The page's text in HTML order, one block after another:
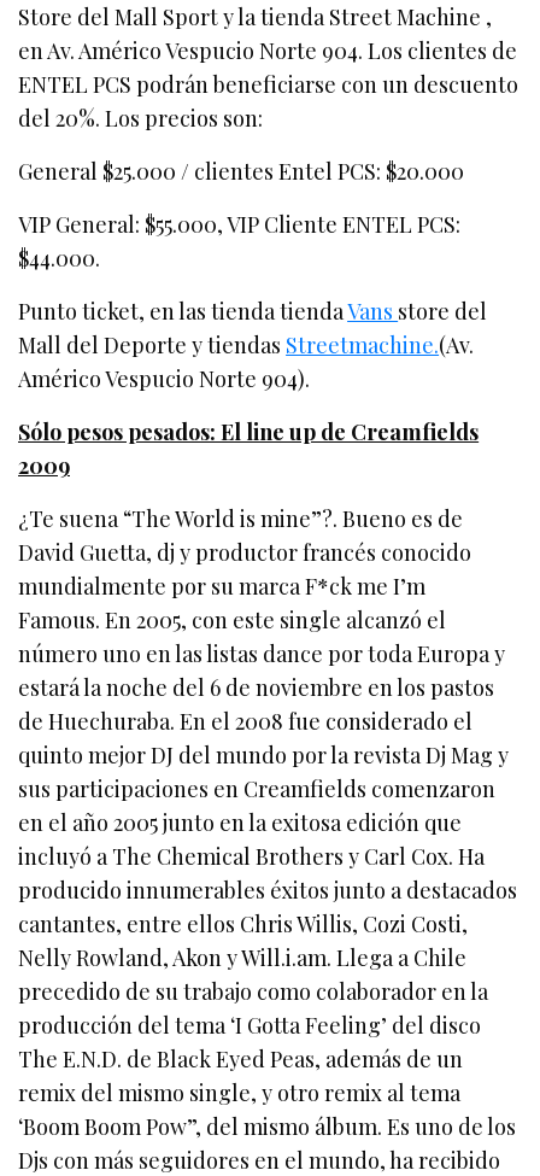
Store del Mall Sport y la tienda Street Machine ,
en Av. Américo Vespucio Norte 904. Los clientes de
ENTEL PCS podrán beneficiarse con un descuento
del 20%. Los precios son:
General $25.000 / clientes Entel PCS: $20.000
VIP General: $55.000, VIP Cliente ENTEL PCS:
$44.000.
Punto ticket, en las tienda tiendaVans store del
Mall del Deporte y tiendas Streetmachine.(Av.
Américo Vespucio Norte 904).
Sólo pesos pesados: El line up de Creamfields
2009
¿Te suena “The World is mine”?.Bueno es de
David Guetta, dj y productor francés conocido
mundialmente por su marca F*ck me I’m
Famous. En 2005, con este single alcanzó el
número uno en las listas dance por toda Europa y
estará la noche del 6 de noviembre en los pastos
de Huechuraba. En el 2008 fue considerado el
quinto mejor DJ del mundo por la revista Dj Mag y
sus participaciones en Creamfields comenzaron
en el año 2005 junto en la exitosa edición que
incluyó a The Chemical Brothers y Carl Cox. Ha
producido innumerables éxitos junto a destacados
cantantes, entre ellos Chris Willis, Cozi Costi,
Nelly Rowland, Akon y Will.i.am. Llega a Chile
precedido de su trabajo como colaborador en la
producción del tema ‘I Gotta Feeling’ del disco
The E.N.D. de Black Eyed Peas, además de un
remix del mismo single, y otro remix al tema
‘Boom Boom Pow”, del mismo álbum.Es uno de los
Djs con más seguidores en el mundo, ha recibido